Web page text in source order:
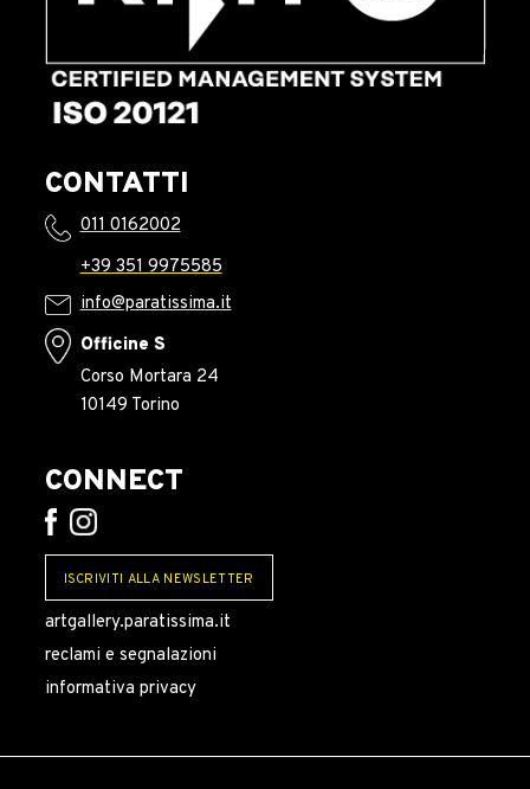
CONTATTI
011 0162002
+39 351 9975585
info@paratissima.it
Officine S
Corso Mortara 24
10149 Torino
CONNECT
ISCRIVITI ALLA NEWSLETTER
artgallery.paratissima.it
reclami e segnalazioni
informativa privacy